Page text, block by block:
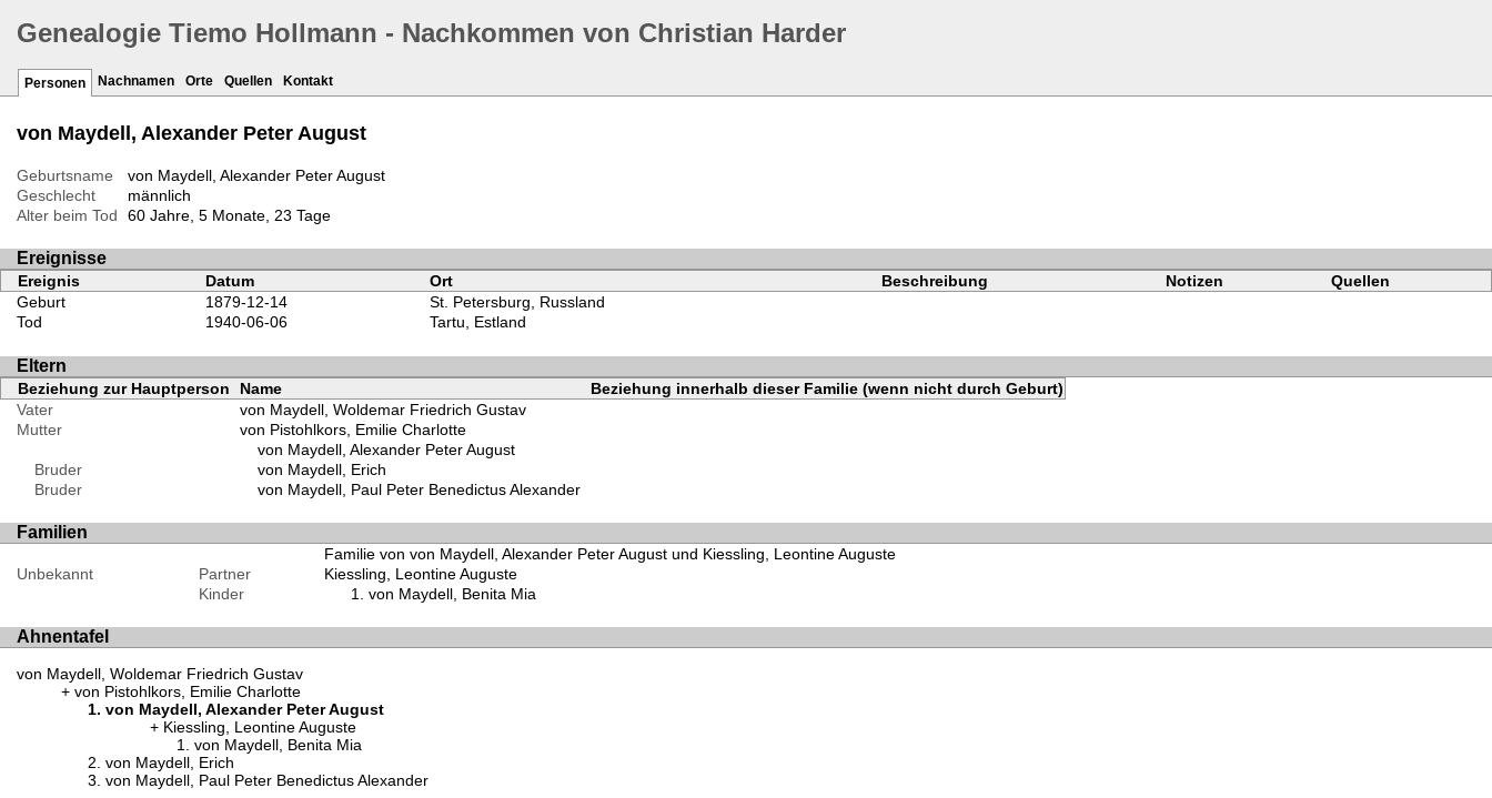
Genealogie Tiemo Hollmann - Nachkommen von Christian Harder
Personen Nachnamen Orte Quellen Kontakt
von Maydell, Alexander Peter August
Geburtsname
von Maydell, Alexander Peter August
Geschlecht
männlich
Alter beim Tod
60 Jahre, 5 Monate, 23 Tage
Ereignisse
Ereignis Datum Ort Beschreibung Notizen
Quellen
Geburt
1879-12-14
St. Petersburg, Russland
Tod
1940-06-06 Tartu, Estland
Eltern
Beziehung zur Hauptperson Name
Beziehung innerhalb dieser Familie (wenn nicht durch Geburt)
Vater
von Maydell, Woldemar Friedrich Gustav
Mutter
von Pistohlkors, Emilie Charlotte
von Maydell, Alexander Peter August
Bruder
von Maydell, Erich
Bruder
von Maydell, Paul Peter Benedictus Alexander
Familien
Familie von von Maydell, Alexander Peter August und Kiessling, Leontine Auguste
Unbekannt
Partner
Kiessling, Leontine Auguste
Kinder
von Maydell, Benita Mia
Ahnentafel
von Maydell, Woldemar Friedrich Gustav
von Pistohlkors, Emilie Charlotte
von Maydell, Alexander Peter August
Kiessling, Leontine Auguste
von Maydell, Benita Mia
von Maydell, Erich
von Maydell, Paul Peter Benedictus Alexander